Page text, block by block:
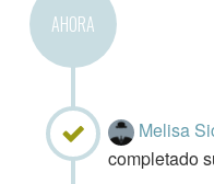
literarios en los
oportunidad de
otros a la vez
Siempre sentí
compartir lo
de otros.
AHORA
Melisa
completado